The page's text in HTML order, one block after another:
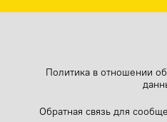
Политика в отношении
Обратная связь для